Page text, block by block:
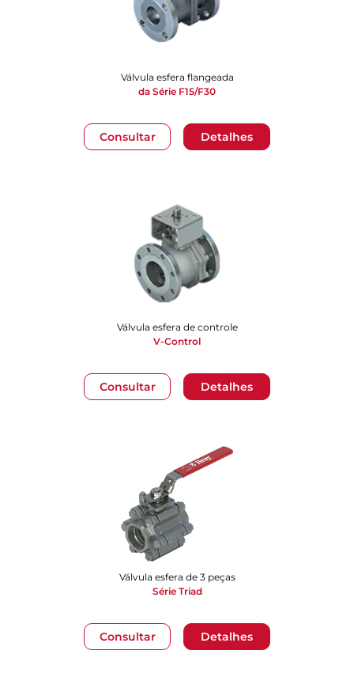
Consultar Detalhes
Válvula esfera flangeada
da Série F15/F30
Consultar Detalhes
Válvula esfera de controle
V-Control
Consultar Detalhes
Válvula esfera de 3 peças
Série Triad